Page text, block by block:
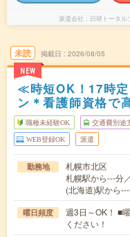
派遣会社 日研トータ
未読
NEW
掲載日 2026/08/05
≪時短OK！17時
ン＊看護師資格で
職種未経験OK 交通費別途
WEB登録OK 派遣
勤務地
札幌市北区
札幌駅から---分
(北海道)駅から
曜日頻度
週3日～OK！ ■
ください！